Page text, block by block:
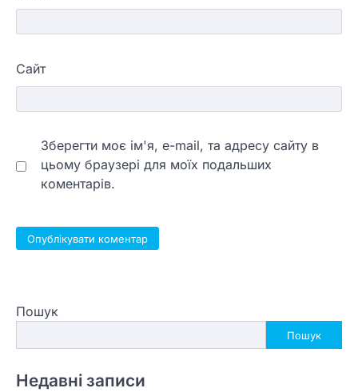
Сайт
Зберегти моє ім'я, e-mail, та адресу сайту в
цьому браузері для моїх подальших
коментарів.
Пошук
Пошук
Недавні записи